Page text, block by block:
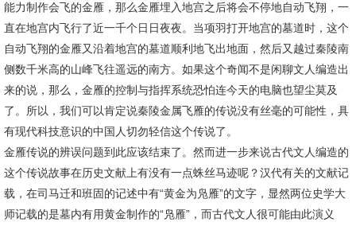
能力制作会飞的金雁，那么金雁埋入地宫之后将会不停地自动飞翔，一
直在地宫内飞行了近一千个日日夜夜。当项羽打开地宫的墓道时，这个
自动飞翔的金雁又沿着地宫的墓道顺利地飞出地面，然后又越过秦陵南
侧数千米高的山峰飞往遥远的南方。如果这个奇闻不是闲聊文人编造出
来的说，那么，金雁的控制与指挥系统恐怕连今天的电脑也望尘莫及
了。所以，我们可以肯定说秦陵金属飞雁的传说没有丝毫的可能性，具
有现代科技意识的中国人切勿轻信这个传说了。
金雁传说的辨误问题到此应该结束了。然而进一步来说古代文人编造的
这个传说故事在历史文献上有没有一点蛛丝马迹呢？汉代有关的文献记
载，在司马迁和班固的记述中有“黄金为凫雁”的文字，显然两位史学大
师记载的是墓内有用黄金制作的“凫雁”，而古代文人很可能由此演义